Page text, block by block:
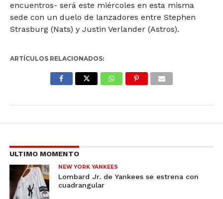
encuentros- será este miércoles en esta misma
sede con un duelo de lanzadores entre Stephen
Strasburg (Nats) y Justin Verlander (Astros).
ARTÍCULOS RELACIONADOS:
ULTIMO MOMENTO
NEW YORK YANKEES
Lombard Jr. de Yankees se estrena con
cuadrangular